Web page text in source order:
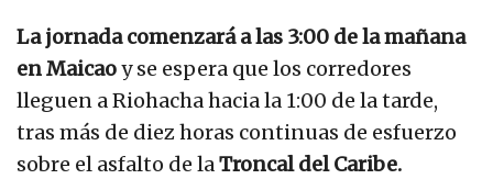
La jornada comenzará a las 3:00 de la mañana
en Maicaoy se espera que los corredores
lleguen a Riohacha hacia la 1:00 de la tarde,
tras más de diez horas continuas de esfuerzo
sobre el asfalto de laTroncal del Caribe.